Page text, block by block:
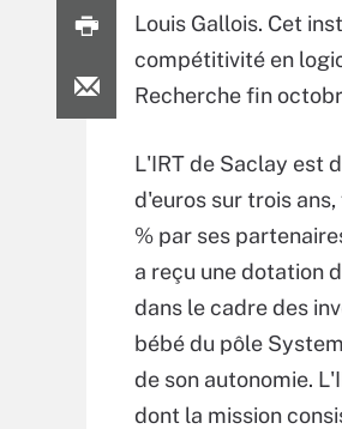
Louis Gallois. Cet
compétitivité en
Recherche fin
L'IRT de Saclay est
d'euros sur trois
% par ses
a reçu une dotation
dans le cadre des
bébé du pôle
de son autonomie.
dont la mission